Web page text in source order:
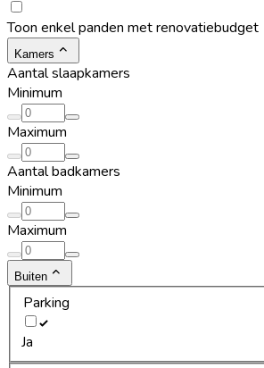
Toon enkel panden met renovatiebudget
Kamers
Aantal slaapkamers
Minimum
Maximum
Aantal badkamers
Minimum
Maximum
Buiten
Parking
Ja